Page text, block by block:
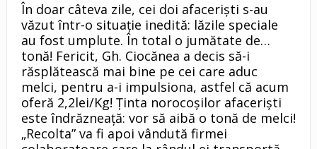
În doar câteva zile, cei doi afacerişti s-au
văzut într-o situaţie inedită: lăzile speciale
au fost umplute. În total o jumătate de…
tonă! Fericit, Gh. Ciocănea a decis să-i
răsplătească mai bine pe cei care aduc
melci, pentru a-i impulsiona, astfel că acum
oferă 2,2lei/Kg! Ţinta norocoşilor afacerişti
este îndrăzneaţă: vor să aibă o tonă de melci!
„Recolta” va fi apoi vândută firmei